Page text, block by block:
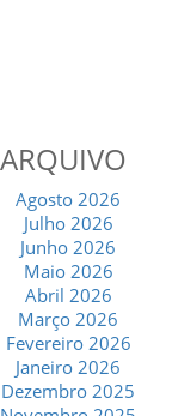
ARQUIVO
Agosto 2026
Julho 2026
Junho 2026
Maio 2026
Abril 2026
Março 2026
Fevereiro 2026
Janeiro 2026
Dezembro 2025